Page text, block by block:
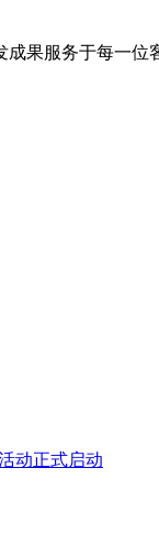
果服务于每一位
动正式启动